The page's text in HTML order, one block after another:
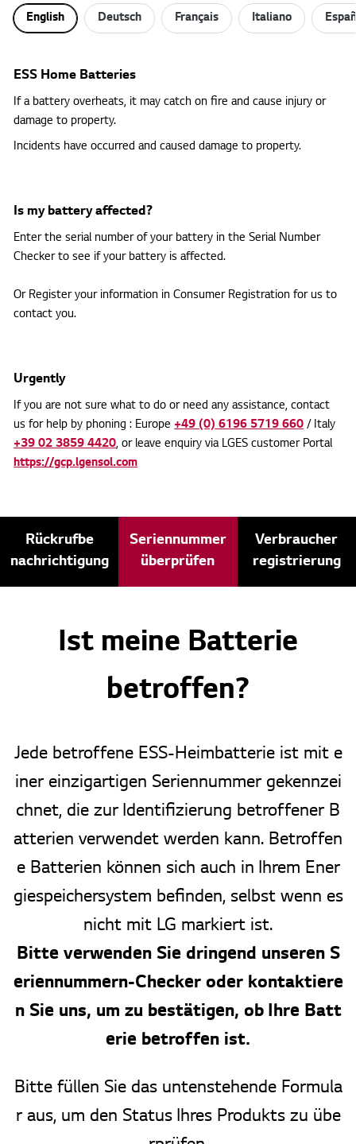
English Deutsch Français Italiano
ESS Home Batteries
If a battery overheats, it may catch on fire and cause injury or
damage to property.
Incidents have occurred and caused damage to property.
Is my battery affected?
Enter the serial number of your battery in the Serial Number
Checker to see if your battery is affected.
Or Register your information in Consumer Registration for us to
contact you.
Urgently
If you are not sure what to do or need any assistance, contact
us for help by phoning : Europe +49 (0) 6196 5719 660 / Italy
+39 02 3859 4420, or leave enquiry via LGES customer Portal
https://gcp.lgensol.com
Rückrufbe
nachrichtigung
Seriennummer
überprüfen
Verbraucher
registrierung
Ist meine Batterie
betroffen?
Jede betroffene ESS-Heimbatterie ist mit e
iner einzigartigen Seriennummer gekennzei
chnet, die zur Identifizierung betroffener B
atterien verwendet werden kann. Betroffen
e Batterien können sich auch in Ihrem Ener
giespeichersystem befinden, selbst wenn es
nicht mit LG markiert ist.
Bitte verwenden Sie dringend unseren S
eriennummern-Checker oder kontaktiere
n Sie uns, um zu bestätigen, ob Ihre Batt
erie betroffen ist.
Bitte füllen Sie das untenstehende Formula
r aus, um den Status Ihres Produkts zu übe